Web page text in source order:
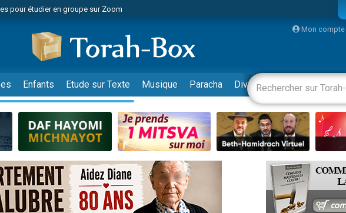
pour étudier en groupe sur Zoom
de nous rejoindre sur WhatsApp
de nous rejoindre sur WhatsApp
de faire un don pour Reloger Rivka, 6 enfants, victime de violences...
de faire un don pour 1 Journée de Vacances Pour les Enfants
de demander une bénédiction
de nous rejoindre sur WhatsApp
pour étudier en groupe sur Zoom
son Maasser
de nous rejoindre sur WhatsApp
de nous rejoindre sur WhatsApp
Mon compte
Enfants Etude sur Texte Musique Paracha Divertissements Livres